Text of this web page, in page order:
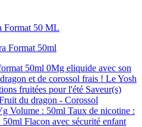
Format 50ml
50ml 0Mg eliquide avec son
et de corossol frais ! Le Yosh
fruitées pour l'été Saveur(s)
du dragon - Corossol
Volume : 50ml Taux de nicotine :
Flacon avec sécurité enfant